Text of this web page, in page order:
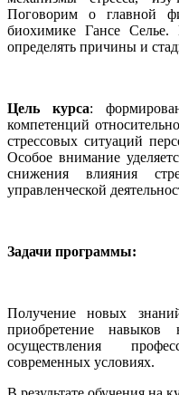
Поговорим о главной
биохимике Гансе Селье.
определять причины и
Цель курса:
компетенций
стрессовых ситуаций
Особое внимание
снижения влияния
управленческой
Задачи программы:
Получение новых
приобретение навыков
осуществления
современных условиях.